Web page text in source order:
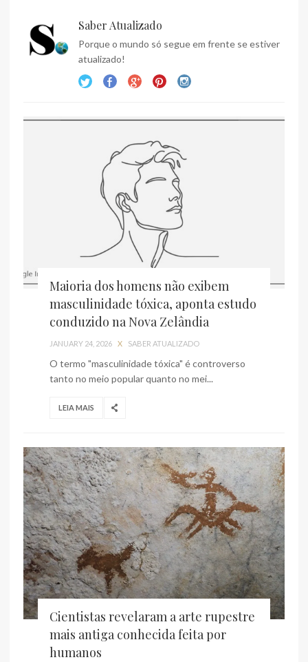
Saber Atualizado
Porque o mundo só segue em frente se estiver
atualizado!
Maioria dos homens não exibem
masculinidade tóxica, aponta estudo
conduzido na Nova Zelândia
JANUARY 24, 2026 X SABER ATUALIZADO
O termo "masculinidade tóxica" é controverso
tanto no meio popular quanto no mei...
LEIA MAIS
Cientistas revelaram a arte rupestre
mais antiga conhecida feita por
humanos